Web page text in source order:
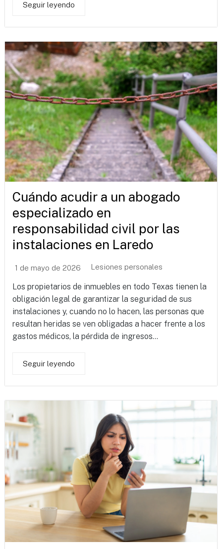
Seguir leyendo
Cuándo acudir a un abogado
especializado en
responsabilidad civil por las
instalaciones en Laredo
1 de mayo de 2026 Lesiones personales
Los propietarios de inmuebles en todo Texas tienen la
obligación legal de garantizar la seguridad de sus
instalaciones y, cuando no lo hacen, las personas que
resultan heridas se ven obligadas a hacer frente a los
gastos médicos, la pérdida de ingresos...
Seguir leyendo